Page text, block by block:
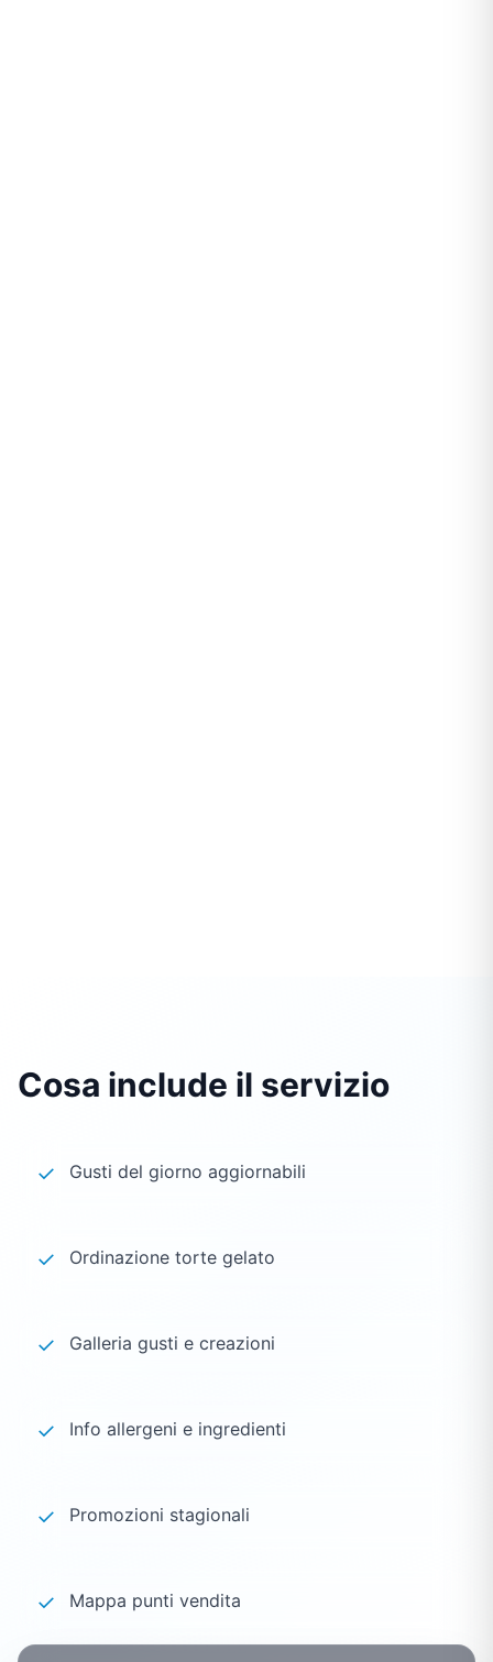
Cosa include il servizio
✓ Gusti del giorno aggiornabili
✓ Ordinazione torte gelato
✓ Galleria gusti e creazioni
✓ Info allergeni e ingredienti
✓ Promozioni stagionali
✓ Mappa punti vendita